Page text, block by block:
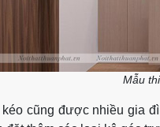
Mẫu
cũng được nhiều gia